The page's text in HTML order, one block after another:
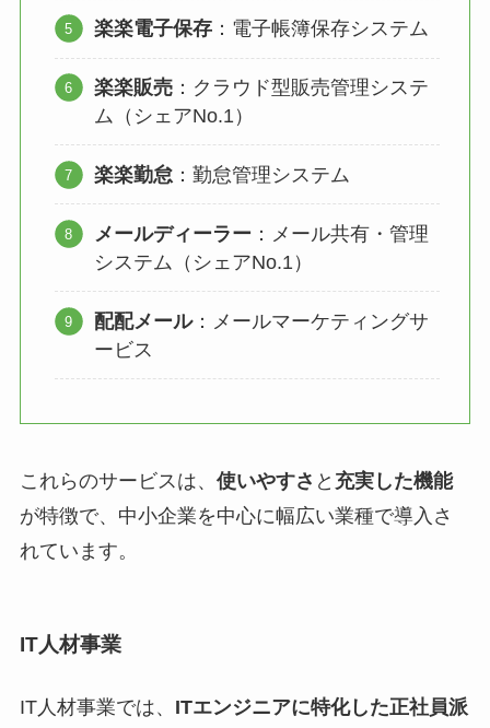
楽楽電子保存 ：電子帳簿保存システム
楽楽販売 ：クラウド型販売管理システ
ム（シェアNo.1）
楽楽勤怠 ：勤怠管理システム
メールディーラー ：メール共有・管理
システム（シェアNo.1）
配配メール：メールマーケティングサ
ービス
これらのサービスは、 使いやすさ と 充実した機能
が特徴で、中小企業を中心に幅広い業種で導入さ
れています。
IT人材事業
IT人材事業では、 ITエンジニアに特化した正社員派